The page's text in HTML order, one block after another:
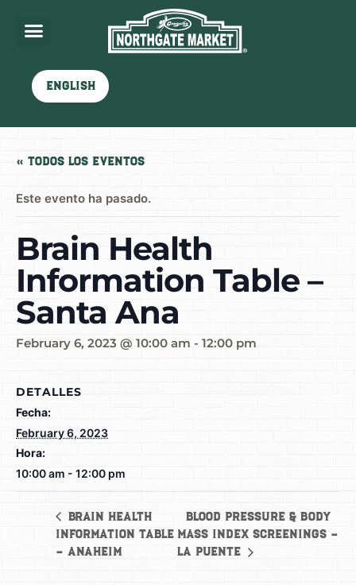
English
« Todos los Eventos
Este evento ha pasado.
Brain Health
Information Table –
Santa Ana
February 6, 2023 @ 10:00 am - 12:00 pm
DETALLES
Fecha:
February 6, 2023
Hora:
10:00 am - 12:00 pm
Brain Health
Information Table
– Anaheim
Blood Pressure & Body
Mass Index Screenings –
La Puente